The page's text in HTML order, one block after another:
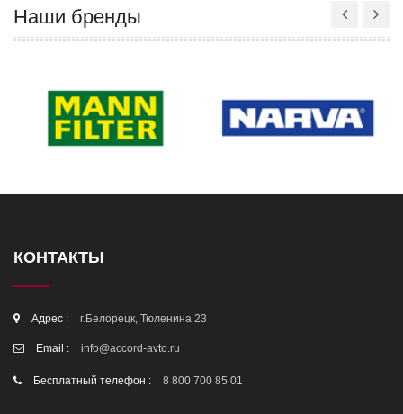
Наши бренды
КОНТАКТЫ
Адрес : г.Белорецк, Тюленина 23
Email : info@accord-avto.ru
Бесплатный телефон : 8 800 700 85 01